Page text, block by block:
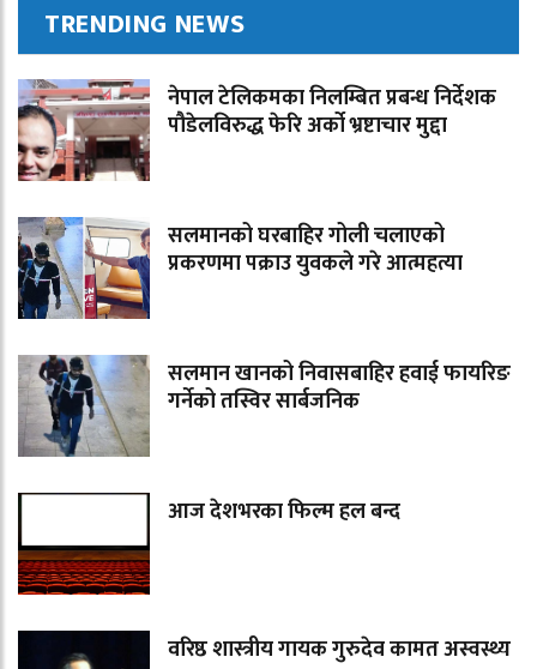
TRENDING NEWS
नेपाल टेलिकमका निलम्बित प्रबन्ध निर्देशक
पौडेलविरुद्ध फेरि अर्को भ्रष्टाचार मुद्दा
सलमानको घरबाहिर गोली चलाएको
प्रकरणमा पक्राउ युवकले गरे आत्महत्या
सलमान खानको निवासबाहिर हवाई फायरिङ
गर्नेको तस्विर सार्बजनिक
आज देशभरका फिल्म हल बन्द
वरिष्ठ शास्त्रीय गायक गुरुदेव कामत अस्वस्थ्य